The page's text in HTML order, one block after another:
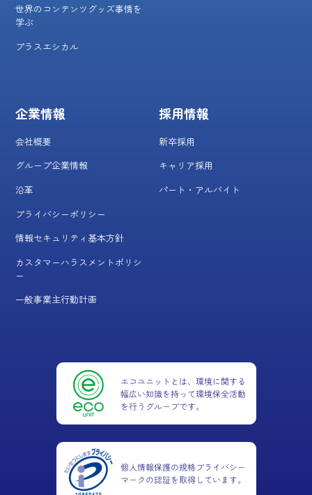
世界のコンテンツグッズ事情を
学ぶ
プラスエシカル
企業情報
会社概要
グループ企業情報
沿革
プライバシーポリシー
情報セキュリティ基本方針
カスタマーハラスメントポリシ
ー
一般事業主行動計画
採用情報
新卒採用
キャリア採用
パート・アルバイト